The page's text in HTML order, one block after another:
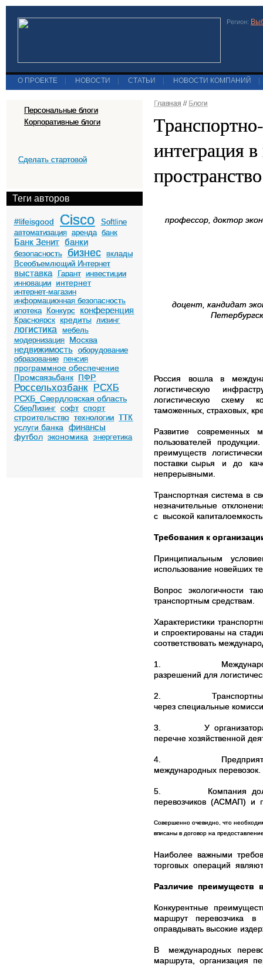
Регион:
О ПРОЕКТЕ НОВОСТИ СТАТЬИ НОВОСТИ КОМПАНИЙ
Персональные блоги
Корпоративные блоги
Сделать стартовой
Теги авторов
#lifeisgood Cisco
Softline
автоматизация аренда банк
Банк Зенит банки
безопасность бизнес
вклады
Всеобъемлющий Интернет
выставка Гарант инвестиции
инновации
интернет
интернет-магазин
информационная безопасность
ипотека
Конкурс конференция
Красноярск кредиты лизинг
логистика
мебель
модернизация
Москва
недвижимость оборудование
образование пенсия
программное обеспечение
Промсвязьбанк ПФР
Россельхозбанк РСХБ
РСХБ_Свердловская область
СберЛизинг софт спорт
строительство технологии ТТК
услуги банка финансы
футбол экономика энергетика
Главная // Блоги
интеграция
пространство
профессор, доктор
доцент, кандидат
Россия вошла в
логистическую
логистическую схему
таможенных, страховых,
Развитие современных
пользователей
преимуществ
поставки сырья и до
непрерывными.
Транспортная система в
незначительные
с высокой
Требования к
Принципиальным
использование новейших
Вопрос экологичности
транспортным средствам.
Характеристики
и спроектированы на
соответствовать
1.
разрешений для
2.
через специальные
3.
У
перечне хозяйственной
4.
международных перевозок.
5.
Компания
перевозчиков (АСМАП) и
Совершенно очевидно, что
вписаны в договор на
Наиболее важными
торговых операций
Различие преимуществ
Конкурентные
маршрут перевозчика в
оправдывать высокие
В
международных
маршрута, организация